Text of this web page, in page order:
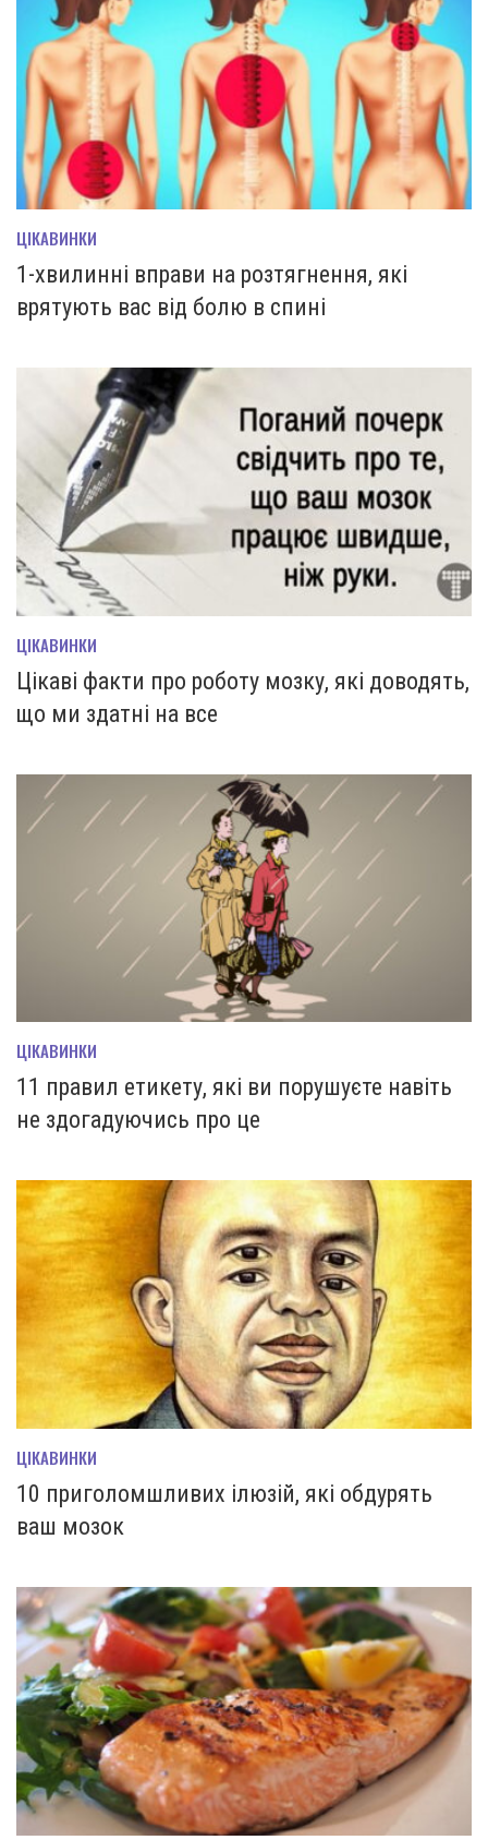
ЦІКАВИНКИ
1-хвилинні вправи на розтягнення, які
врятують вас від болю в спині
ЦІКАВИНКИ
Цікаві факти про роботу мозку, які доводять,
що ми здатні на все
ЦІКАВИНКИ
11 правил етикету, які ви порушуєте навіть
не здогадуючись про це
ЦІКАВИНКИ
10 приголомшливих ілюзій, які обдурять
ваш мозок